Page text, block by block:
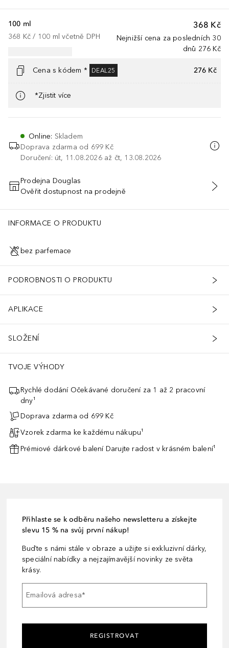
368 Kč
Nejnižší cena za posledních 30
dnů 276 Kč
100 ml
368 Kč / 100 ml včetně DPH
Cena s kódem * DEAL25 276 Kč
*Zjistit více
Online: Skladem
Doprava zdarma od 699 Kč
Doručení: út, 11.08.2026 až čt, 13.08.2026
PŘIDAT DO KOŠÍKU
Prodejna Douglas
Ověřit dostupnost na prodejně
INFORMACE O PRODUKTU
bez parfemace
PODROBNOSTI O PRODUKTU
APLIKACE
SLOŽENÍ
TVOJE VÝHODY
Rychlé dodání Očekávané doručení za 1 až 2 pracovní
dny¹
Doprava zdarma od 699 Kč
Vzorek zdarma ke každému nákupu¹
Prémiové dárkové balení Darujte radost v krásném balení¹
Přihlaste se k odběru našeho newsletteru a získejte
slevu 15 % na svůj první nákup!
Buďte s námi stále v obraze a užijte si exkluzivní dárky,
speciální nabídky a nejzajímavější novinky ze světa
krásy.
Emailová adresa*
REGISTROVAT